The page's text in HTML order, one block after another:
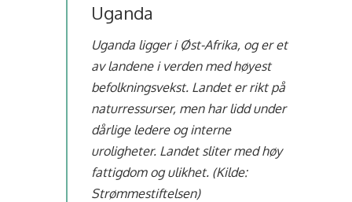
Uganda
Uganda ligger i Øst-Afrika, og er et
av landene i verden med høyest
befolkningsvekst. Landet er rikt på
naturressurser, men har lidd under
dårlige ledere og interne
uroligheter. Landet sliter med høy
fattigdom og ulikhet. (Kilde:
Strømmestiftelsen)